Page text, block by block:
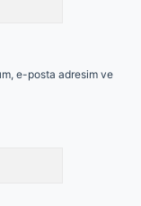
e-posta adresim ve